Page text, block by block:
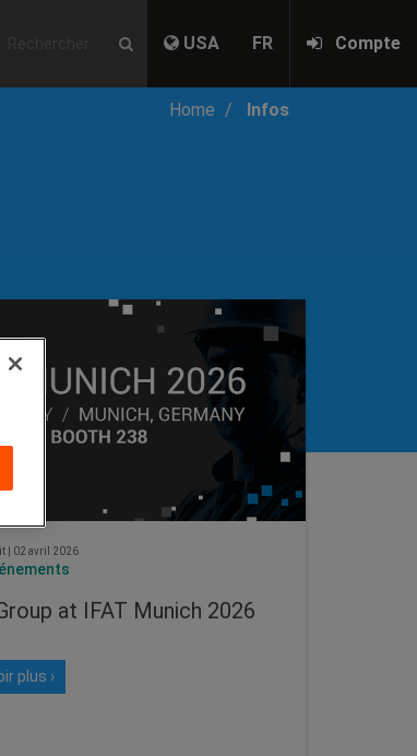
USA FR Compte
Home Infos
02 avril 2026
at IFAT Munich 2026
plus ›